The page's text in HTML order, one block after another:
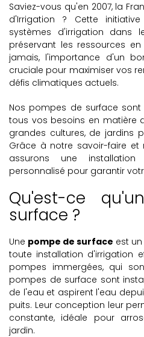
Saviez-vous qu'en 2007, la
d'Irrigation ? Cette
systèmes d'irrigation dans
préservant les ressources
jamais, l'importance d'un
cruciale pour maximiser vos
défis climatiques actuels.
Nos pompes de surface
tous vos besoins en matière
grandes cultures, de jardins
Grâce à notre savoir-faire et
assurons une
personnalisé pour garantir
Qu'est-ce
surface ?
Une pompe de surface est
toute installation d'irrigation
pompes immergées, qui
pompes de surface sont
de l'eau et aspirent l'eau
puits. Leur conception leur
constante, idéale pour
jardin.